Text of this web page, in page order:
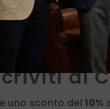
Grigio Scuro
al
uno sconto del 10%